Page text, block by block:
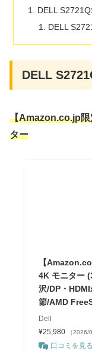
DELL
DELL
DELL
【Amazon.co.jp限
ター
【
4K モニター
沢/DP・
節/AMD
Dell
¥25,980
（
口コミを見る